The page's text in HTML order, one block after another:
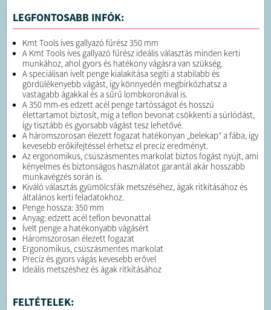
LEGFONTOSABB INFÓK:
Kmt Tools íves gallyazó fűrész 350 mm
A Kmt Tools íves gallyazó fűrész ideális választás minden kerti
munkához, ahol gyors és hatékony vágásra van szükség.
A speciálisan ívelt penge kialakítása segíti a stabilabb és
gördülékenyebb vágást, így könnyedén megbirkózhatsz a
vastagabb ágakkal és a sűrű lombkoronával is.
A 350 mm-es edzett acél penge tartósságot és hosszú
élettartamot biztosít, míg a teflon bevonat csökkenti a súrlódást,
így tisztább és gyorsabb vágást tesz lehetővé.
A háromszorosan élezett fogazat hatékonyan „belekap” a fába, így
kevesebb erőkifejtéssel érhetsz el precíz eredményt.
Az ergonomikus, csúszásmentes markolat biztos fogást nyújt, ami
kényelmes és biztonságos használatot garantál akár hosszabb
munkavégzés során is.
Kiváló választás gyümölcsfák metszéséhez, ágak ritkításához és
általános kerti feladatokhoz.
Penge hossza: 350 mm
Anyag: edzett acél teflon bevonattal
Ívelt penge a hatékonyabb vágásért
Háromszorosan élezett fogazat
Ergonomikus, csúszásmentes markolat
Precíz és gyors vágás kevesebb erővel
Ideális metszéshez és ágak ritkításához
FELTÉTELEK: